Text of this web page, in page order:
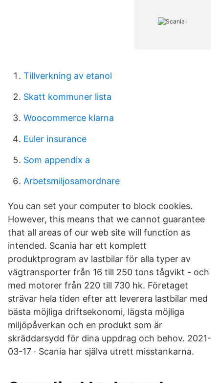
Tillverkning av etanol
Skatt kommuner lista
Woocommerce klarna
Euler insurance
Som appendix a
Arbetsmiljosamordnare
You can set your computer to block cookies.
However, this means that we cannot guarantee
that all areas of our web site will function as
intended. Scania har ett komplett
produktprogram av lastbilar för alla typer av
vägtransporter från 16 till 250 tons tågvikt - och
med motorer från 220 till 730 hk. Företaget
strävar hela tiden efter att leverera lastbilar med
bästa möjliga driftsekonomi, lägsta möjliga
miljöpåverkan och en produkt som är
skräddarsydd för dina uppdrag och behov. 2021-
03-17 · Scania har själva utrett misstankarna.